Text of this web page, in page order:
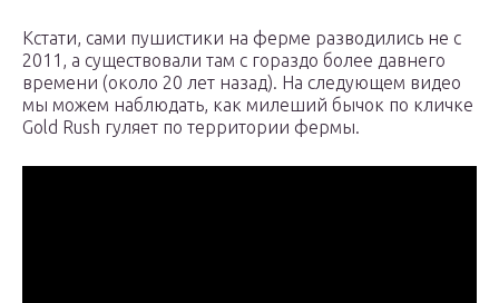
Кстати, сами пушистики на ферме разводились не с
2011, а существовали там с гораздо более давнего
времени (около 20 лет назад). На следующем видео
мы можем наблюдать, как милеший бычок по кличке
Gold Rush гуляет по территории фермы.